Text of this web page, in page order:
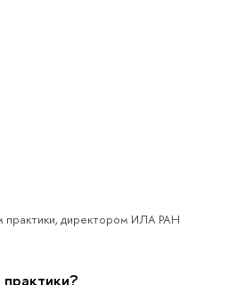
практики, директором ИЛА РАН